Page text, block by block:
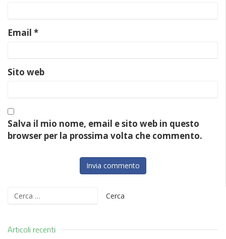
Email *
Sito web
Salva il mio nome, email e sito web in questo
browser per la prossima volta che commento.
Ricerca
Articoli recenti